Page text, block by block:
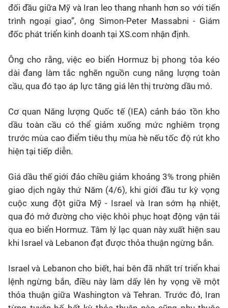
đối đầu giữa Mỹ và Iran leo thang nhanh hơn so với tiến
trình ngoại giao”, ông Simon-Peter Massabni - Giám
đốc phát triển kinh doanh tại XS.com nhận định.
Ông cho rằng, việc eo biển Hormuz bị phong tỏa kéo
dài đang làm tắc nghẽn nguồn cung năng lượng toàn
cầu, qua đó tạo áp lực tăng giá lên thị trường dầu mỏ.
Cơ quan Năng lượng Quốc tế (IEA) cảnh báo tồn kho
dầu toàn cầu có thể giảm xuống mức nghiêm trọng
trước mùa cao điểm tiêu thụ mùa hè nếu tốc độ rút kho
hiện tại tiếp diễn.
Giá dầu thế giới đảo chiều giảm khoảng 3% trong phiên
giao dịch ngày thứ Năm (4/6), khi giới đầu tư kỳ vọng
cuộc xung đột giữa Mỹ - Israel và Iran sớm hạ nhiệt,
qua đó mở đường cho việc khôi phục hoạt động vận tải
qua eo biển Hormuz. Tâm lý lạc quan này xuất hiện sau
khi Israel và Lebanon đạt được thỏa thuận ngừng bắn.
Israel và Lebanon cho biết, hai bên đã nhất trí triển khai
lệnh ngừng bắn, điều này làm dấy lên hy vọng về một
thỏa thuận giữa Washington và Tehran. Trước đó, Iran